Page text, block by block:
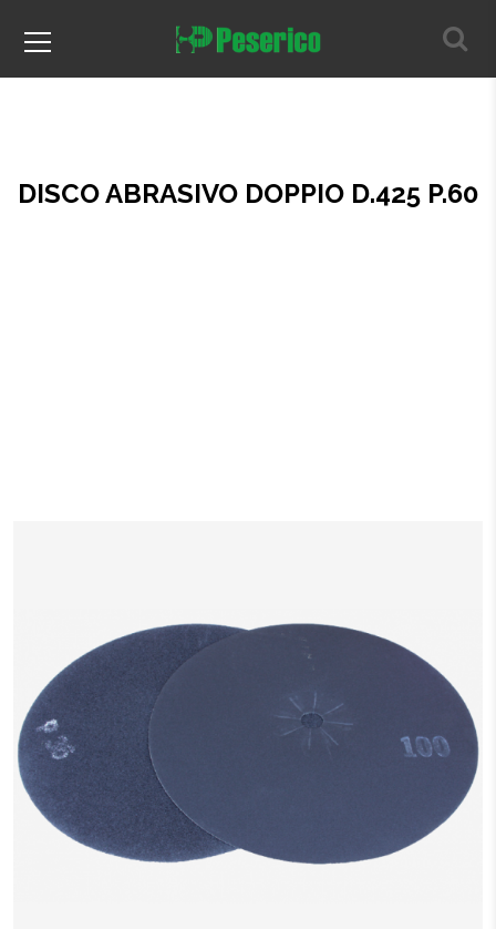
DISCO ABRASIVO DOPPIO D.425 P.60